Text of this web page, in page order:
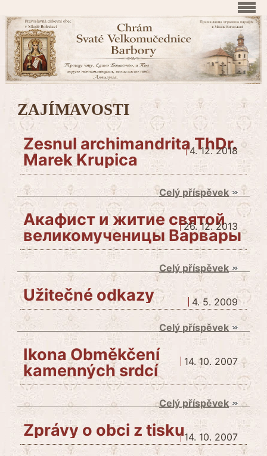
ZAJÍMAVOSTI
Zesnul archimandrita ThDr.
Marek Krupica
4. 12. 2018
Celý příspěvek
Акафист и житие святой
великомученицы Варвары
26. 12. 2013
Celý příspěvek
Užitečné odkazy 4. 5. 2009
Celý příspěvek
Ikona Obměkčení
kamenných srdcí
14. 10. 2007
Celý příspěvek
Zprávy o obci z tisku14. 10. 2007